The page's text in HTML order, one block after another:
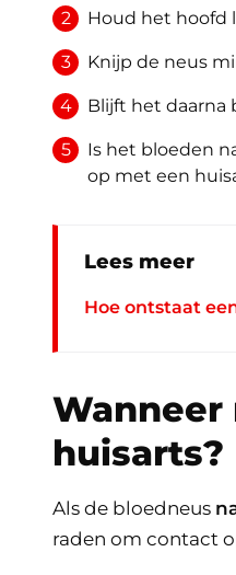
Houd het hoofd
Knijp de neus
Blijft het daarna
Is het bloeden
op met een
Lees meer
Hoe ontstaat
Wanneer
huisarts?
Als de bloedneus
raden om contact